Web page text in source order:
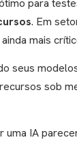
para
. Em
mais
seus
sob
IA